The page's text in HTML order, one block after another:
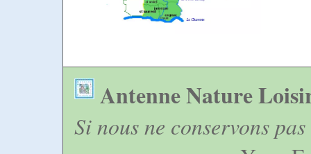
Antenne Nature
Si nous ne conservons